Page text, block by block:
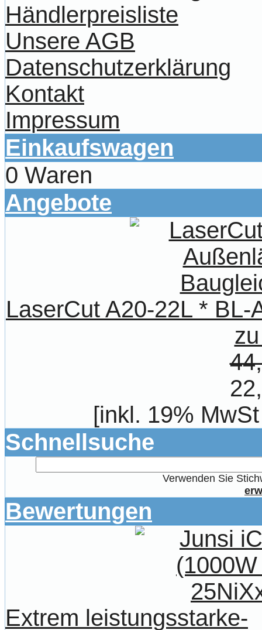
Händlerpreisliste
Unsere AGB
Datenschutzerklärung
Kontakt
Impressum
Einkaufswagen
0 Waren
Angebote
LaserCut A20-22L *
[inkl. 19%
Schnellsuche
Verwenden Sie
Bewertungen
Extrem leistungsstarke-